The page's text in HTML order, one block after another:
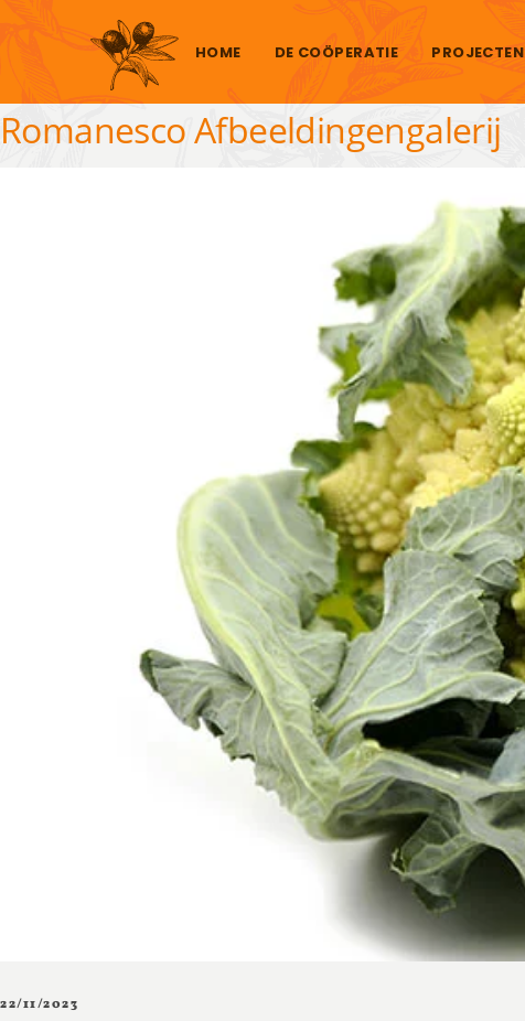
Skip to content
HOME DE COÖPERATIE PROJECTEN
Romanesco Afbeeldingengalerij
22/11/2023